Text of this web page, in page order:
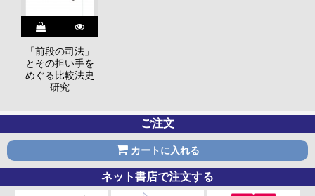
「前段の司法」
とその担い手を
めぐる比較法史
研究
ご注文
カートに入れる
ネット書店で注文する